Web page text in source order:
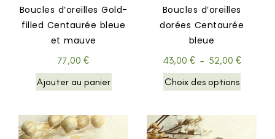
Boucles d’oreilles Gold-
filled Centaurée bleue
et mauve
77,00 €
Ajouter au panier
Boucles d’oreilles
dorées Centaurée
bleue
43,00 € – 52,00 €
Choix des options